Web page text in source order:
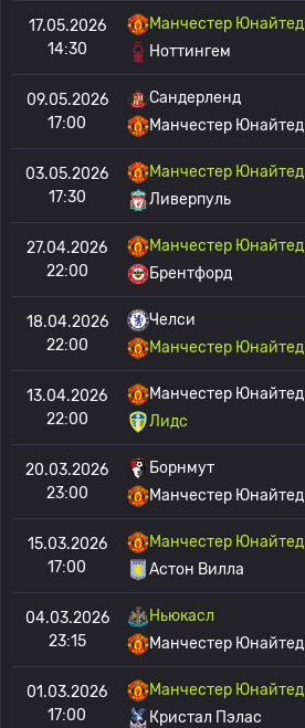
17.05.2026
14:30
Манчестер Юнайтед
Ноттингем
09.05.2026
17:00
Сандерленд
Манчестер Юнайтед
03.05.2026
17:30
Манчестер Юнайтед
Ливерпуль
27.04.2026
22:00
Манчестер Юнайтед
Брентфорд
18.04.2026
22:00
Челси
Манчестер Юнайтед
13.04.2026
22:00
Манчестер Юнайтед
Лидс
20.03.2026
23:00
Борнмут
Манчестер Юнайтед
15.03.2026
17:00
Манчестер Юнайтед
Астон Вилла
04.03.2026
23:15
Ньюкасл
Манчестер Юнайтед
01.03.2026
17:00
Манчестер Юнайтед
Кристал Пэлас